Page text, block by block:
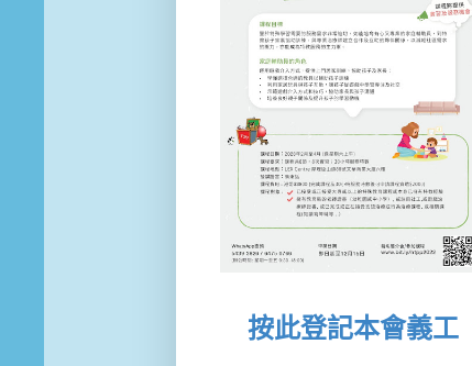
按此登記本會義工